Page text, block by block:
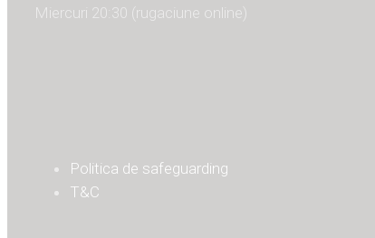
Miercuri 20:30 (rugaciune online)
Politica de safeguarding
T&C